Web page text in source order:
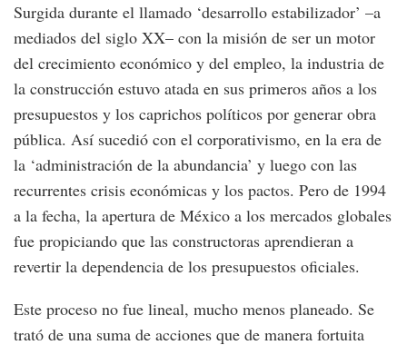
Surgida durante el llamado ‘desarrollo estabilizador’ –a
mediados del siglo XX– con la misión de ser un motor
del crecimiento económico y del empleo, la industria de
la construcción estuvo atada en sus primeros años a los
presupuestos y los caprichos políticos por generar obra
pública. Así sucedió con el corporativismo, en la era de
la ‘administración de la abundancia’ y luego con las
recurrentes crisis económicas y los pactos. Pero de 1994
a la fecha, la apertura de México a los mercados globales
fue propiciando que las constructoras aprendieran a
revertir la dependencia de los presupuestos oficiales.
Este proceso no fue lineal, mucho menos planeado. Se
trató de una suma de acciones que de manera fortuita